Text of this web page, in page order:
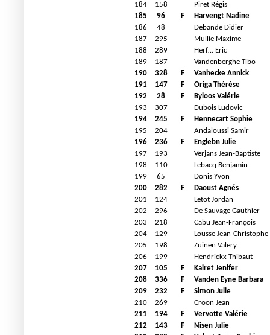
184
158
Piret Régis
185
96 F
Harvengt Nadine
186
48
Debande Didier
187
295
Mullie Maxime
188
289
Herf… Eric
189
187
Vandenberghe Tibo
190
328 F
Vanhecke Annick
191
147 F
Origa Thérèse
192
28 F
Byloos Valérie
193
307
Dubois Ludovic
194
245 F
Hennecart Sophie
195
204
Andaloussi Samir
196
236 F
Englebn Julie
197
193
Verjans Jean-Baptiste
198
110
Lebacq Benjamin
199
65
Donis Yvon
200
282 F
Daoust Agnés
201
124
Letot Jordan
202
296
De Sauvage Gauthier
203
218
Cabu Jean-François
204
129
Lousse Jean-Christophe
205
198
Zuinen Valery
206
199
Hendrickx Thibaut
207
105 F
Kairet Jenifer
208
336 F
Vanden Eyne Barbara
209
232 F
Simon Julie
210
269
Croon Jean
211
194 F
Vervotte Valérie
212
143 F
Nisen Julie